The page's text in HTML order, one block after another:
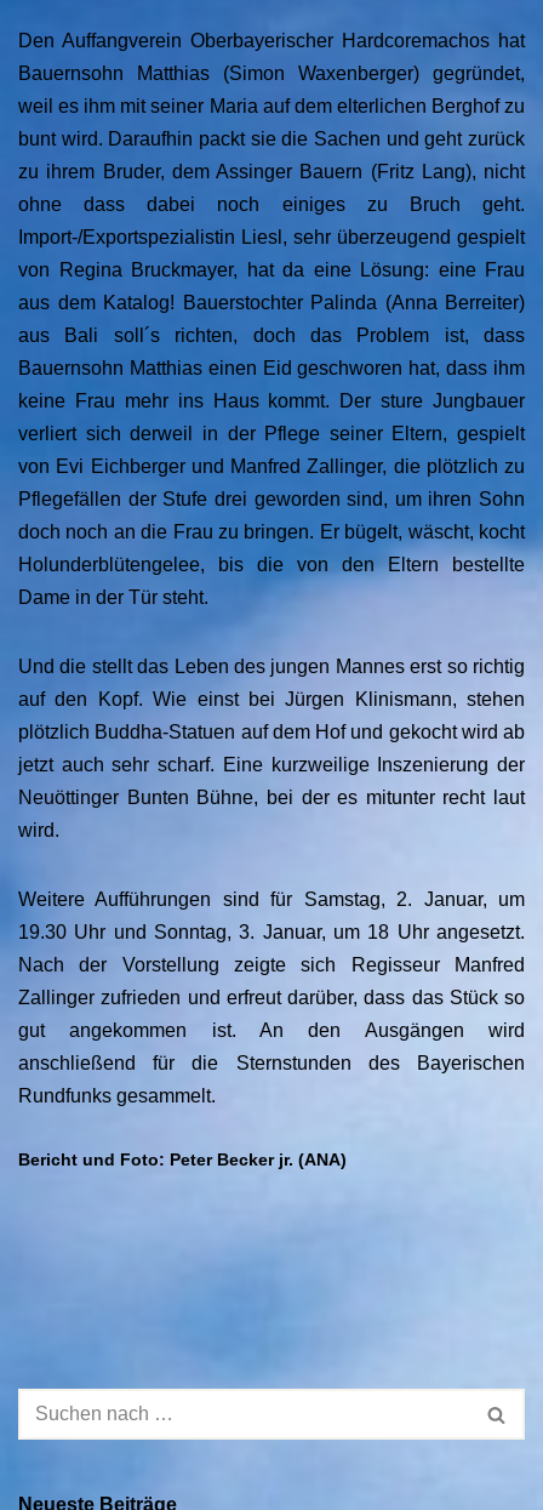
Den Auffangverein Oberbayerischer Hardcoremachos hat
Bauernsohn Matthias (Simon Waxenberger) gegründet,
weil es ihm mit seiner Maria auf dem elterlichen Berghof zu
bunt wird. Daraufhin packt sie die Sachen und geht zurück
zu ihrem Bruder, dem Assinger Bauern (Fritz Lang), nicht
ohne dass dabei noch einiges zu Bruch geht.
Import-/Exportspezialistin Liesl, sehr überzeugend gespielt
von Regina Bruckmayer, hat da eine Lösung: eine Frau
aus dem Katalog! Bauerstochter Palinda (Anna Berreiter)
aus Bali soll´s richten, doch das Problem ist, dass
Bauernsohn Matthias einen Eid geschworen hat, dass ihm
keine Frau mehr ins Haus kommt. Der sture Jungbauer
verliert sich derweil in der Pflege seiner Eltern, gespielt
von Evi Eichberger und Manfred Zallinger, die plötzlich zu
Pflegefällen der Stufe drei geworden sind, um ihren Sohn
doch noch an die Frau zu bringen. Er bügelt, wäscht, kocht
Holunderblütengelee, bis die von den Eltern bestellte
Dame in der Tür steht.
Und die stellt das Leben des jungen Mannes erst so richtig
auf den Kopf. Wie einst bei Jürgen Klinismann, stehen
plötzlich Buddha-Statuen auf dem Hof und gekocht wird ab
jetzt auch sehr scharf. Eine kurzweilige Inszenierung der
Neuöttinger Bunten Bühne, bei der es mitunter recht laut
wird.
Weitere Aufführungen sind für Samstag, 2. Januar, um
19.30 Uhr und Sonntag, 3. Januar, um 18 Uhr angesetzt.
Nach der Vorstellung zeigte sich Regisseur Manfred
Zallinger zufrieden und erfreut darüber, dass das Stück so
gut angekommen ist. An den Ausgängen wird
anschließend für die Sternstunden des Bayerischen
Rundfunks gesammelt.
Bericht und Foto: Peter Becker jr. (ANA)
Neueste Beiträge